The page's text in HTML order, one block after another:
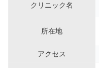
クリニック名
所在地
アクセス